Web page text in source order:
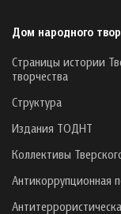
Дом народного
Страницы истории
творчества
Структура
Издания ТОДНТ
Коллективы
Антикоррупционная